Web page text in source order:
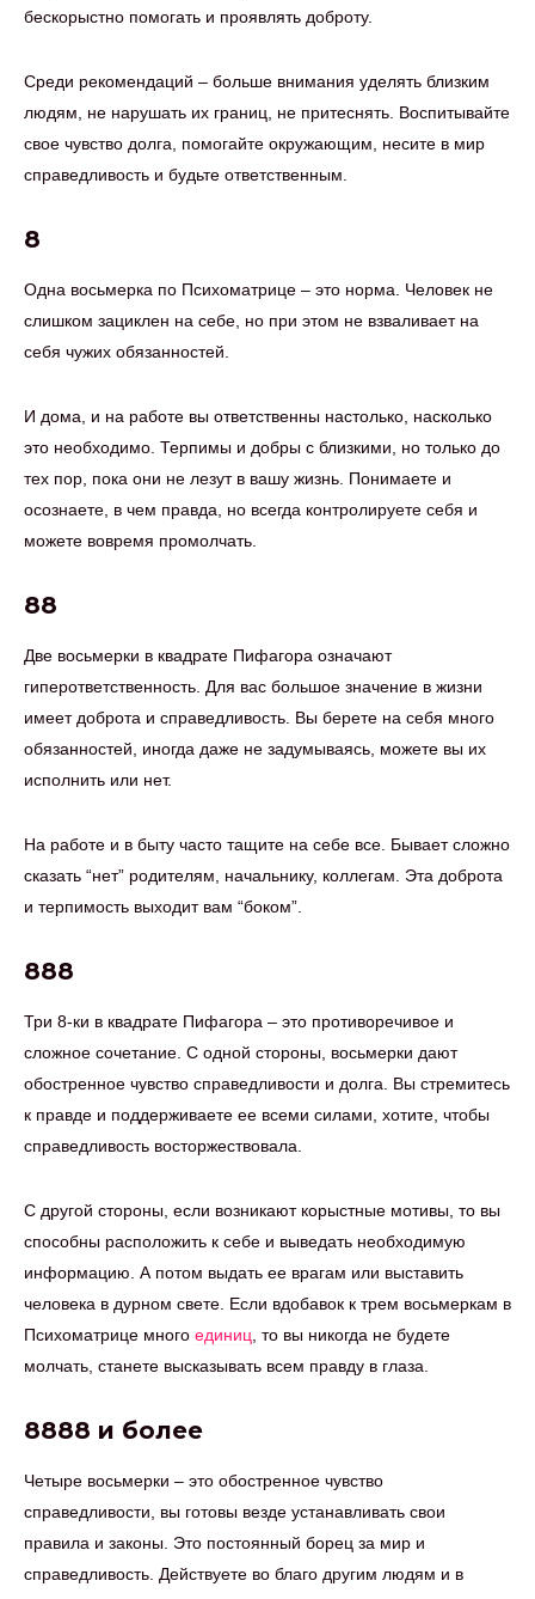
бескорыстно помогать и проявлять доброту.
Среди рекомендаций – больше внимания уделять близким
людям, не нарушать их границ, не притеснять. Воспитывайте
свое чувство долга, помогайте окружающим, несите в мир
справедливость и будьте ответственным.
8
Одна восьмерка по Психоматрице – это норма. Человек не
слишком зациклен на себе, но при этом не взваливает на
себя чужих обязанностей.
И дома, и на работе вы ответственны настолько, насколько
это необходимо. Терпимы и добры с близкими, но только до
тех пор, пока они не лезут в вашу жизнь. Понимаете и
осознаете, в чем правда, но всегда контролируете себя и
можете вовремя промолчать.
88
Две восьмерки в квадрате Пифагора означают
гиперответственность. Для вас большое значение в жизни
имеет доброта и справедливость. Вы берете на себя много
обязанностей, иногда даже не задумываясь, можете вы их
исполнить или нет.
На работе и в быту часто тащите на себе все. Бывает сложно
сказать “нет” родителям, начальнику, коллегам. Эта доброта
и терпимость выходит вам “боком”.
888
Три 8-ки в квадрате Пифагора – это противоречивое и
сложное сочетание. С одной стороны, восьмерки дают
обостренное чувство справедливости и долга. Вы стремитесь
к правде и поддерживаете ее всеми силами, хотите, чтобы
справедливость восторжествовала.
С другой стороны, если возникают корыстные мотивы, то вы
способны расположить к себе и выведать необходимую
информацию. А потом выдать ее врагам или выставить
человека в дурном свете. Если вдобавок к трем восьмеркам в
Психоматрице много единиц , то вы никогда не будете
молчать, станете высказывать всем правду в глаза.
8888 и более
Четыре восьмерки – это обостренное чувство
справедливости, вы готовы везде устанавливать свои
правила и законы. Это постоянный борец за мир и
справедливость. Действуете во благо другим людям и в